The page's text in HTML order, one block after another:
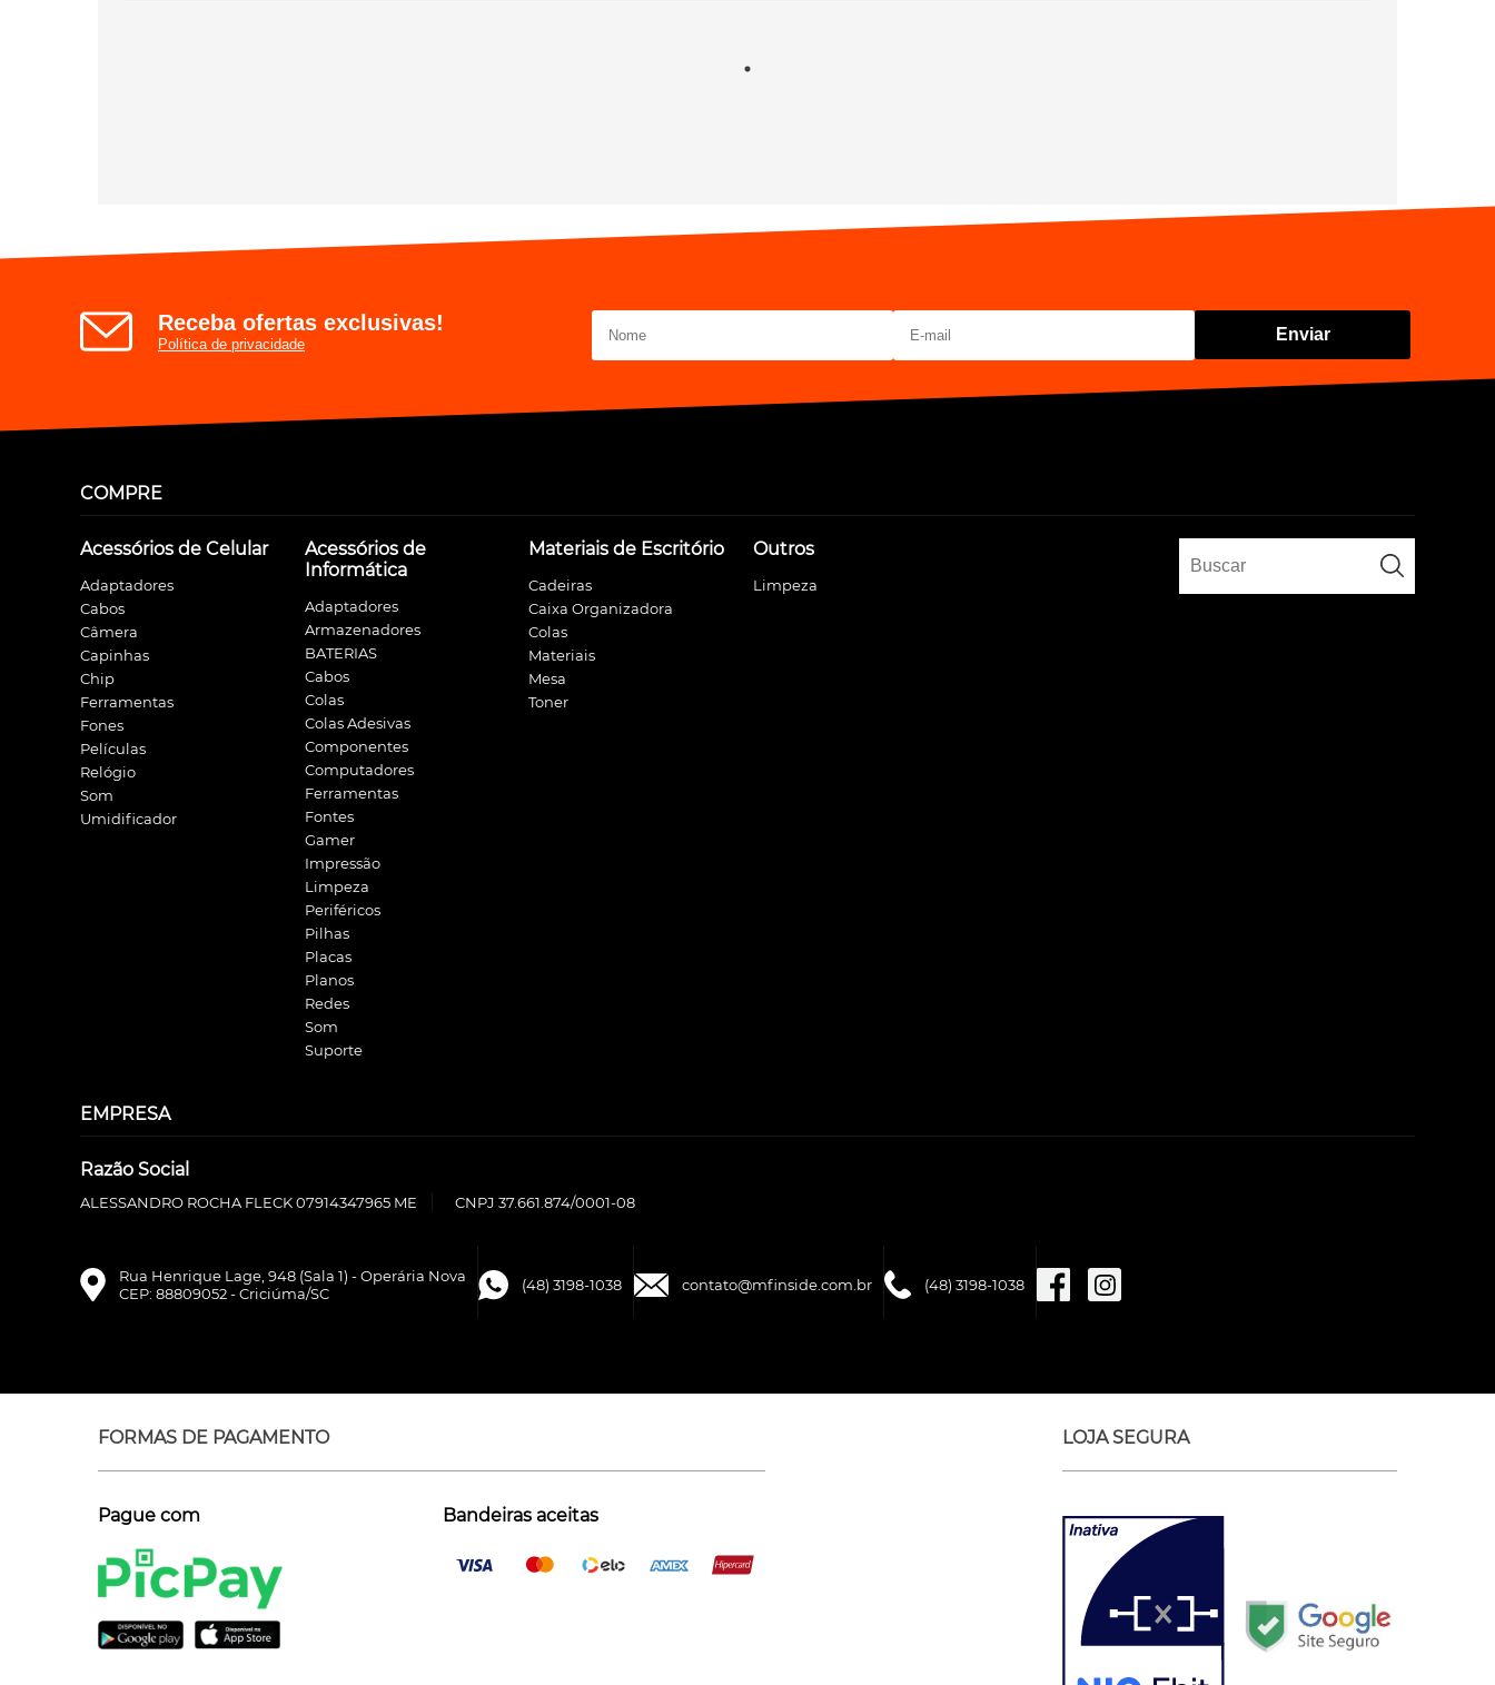
Receba ofertas exclusivas!
Política de privacidade
Enviar
COMPRE
Acessórios de Celular
Adaptadores
Cabos
Câmera
Capinhas
Chip
Ferramentas
Fones
Películas
Relógio
Som
Umidificador
Acessórios de
Informática
Adaptadores
Armazenadores
BATERIAS
Cabos
Colas
Colas Adesivas
Componentes
Computadores
Ferramentas
Fontes
Gamer
Impressão
Limpeza
Periféricos
Pilhas
Placas
Planos
Redes
Som
Suporte
Materiais de Escritório
Cadeiras
Caixa Organizadora
Colas
Materiais
Mesa
Toner
Outros
Limpeza
EMPRESA
Razão Social
ALESSANDRO ROCHA FLECK 07914347965 ME CNPJ 37.661.874/0001-08
Rua Henrique Lage, 948 (Sala 1) - Operária Nova
CEP: 88809052 - Criciúma/SC
(48) 3198-1038 contato@mfinside.com.br (48) 3198-1038
FORMAS DE PAGAMENTO
Pague com Bandeiras aceitas
LOJA SEGURA